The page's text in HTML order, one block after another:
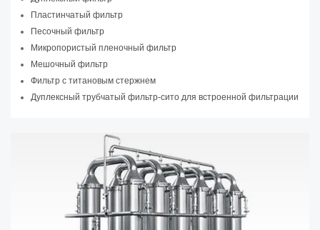
Пластинчатый фильтр
Песочный фильтр
Микропористый пленочный фильтр
Мешочный фильтр
Фильтр с титановым стержнем
Дуплексный трубчатый фильтр-сито для встроенной фильтрации